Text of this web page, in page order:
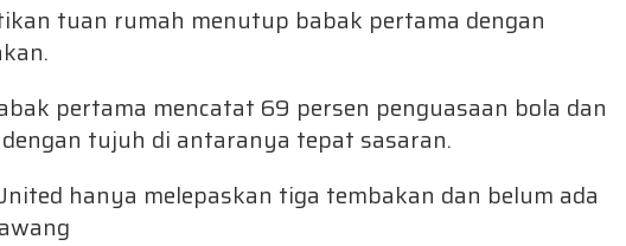
tuan rumah menutup babak pertama dengan
pertama mencatat 69 persen penguasaan bola dan
tujuh di antaranya tepat sasaran.
hanya melepaskan tiga tembakan dan belum ada